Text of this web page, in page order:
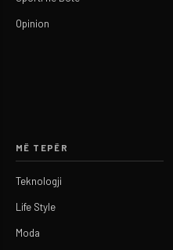
Opinion
MË TEPËR
Teknologji
Life Style
Moda